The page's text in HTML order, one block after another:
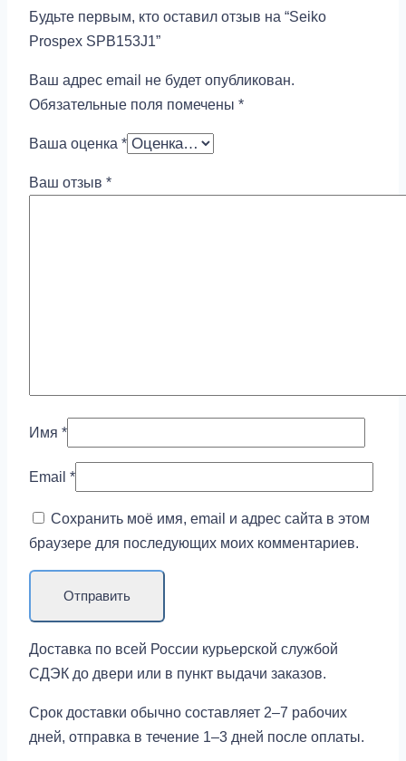
Будьте первым, кто оставил отзыв на “Seiko
Prospex SPB153J1”
Ваш адрес email не будет опубликован.
Обязательные поля помечены *
Ваша оценка *
Ваш отзыв *
Имя *
Email *
Сохранить моё имя, email и адрес сайта в этом
браузере для последующих моих комментариев.
Доставка по всей России курьерской службой
СДЭК до двери или в пункт выдачи заказов.
Срок доставки обычно составляет 2–7 рабочих
дней, отправка в течение 1–3 дней после оплаты.